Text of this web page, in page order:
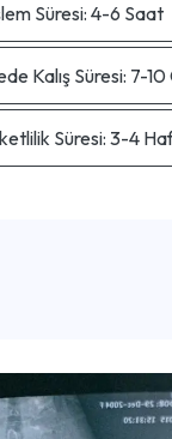
Süresi:4-6 Saat
Kalış Süresi: 7-10
Süresi:3-4